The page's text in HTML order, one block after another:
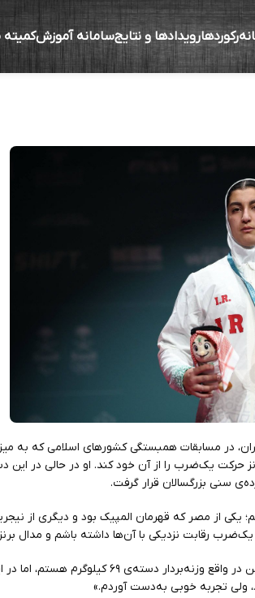
رکوردهارویدادها و نتایجسامانه آموزش
ولی با کمک خدا توانستم
در مسابقات همبستگی کشورهای اسلامی که به
مدال برنز حرکت یک‌ضرب را از آن خود کند. او در حالی در
از مصر که قهرمان المپیک بود و دیگری از
رقابت نزدیکی با آن‌ها داشته باشم و مدال
او درباره شرکت در دسته‌ای بالاتر از وزن طبیعی خود افزود: «من در واقع